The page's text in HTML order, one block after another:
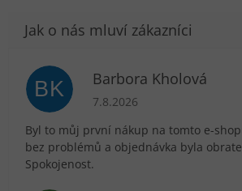
BK Barbora Kholová
Hodnocení obchodu je 5 z 5
7.8.2026
Byl to můj první nákup na tomto e-
bez problémů a objednávka byla
Spokojenost.